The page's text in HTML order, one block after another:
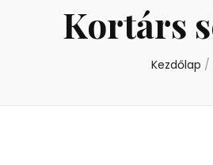
Kortárs
Kezdőlap /